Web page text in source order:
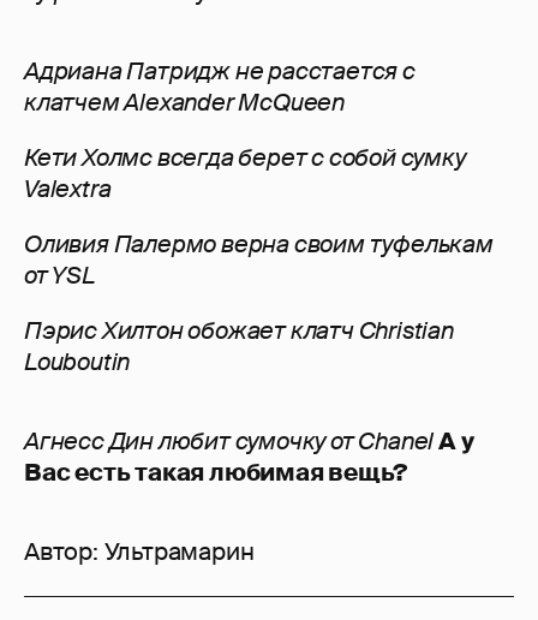
Адриана Патридж не расстается с
клатчем Alexander McQueen
Кети Холмс всегда берет с собой сумку
Valextra
Оливия Палермо верна своим туфелькам
от YSL
Пэрис Хилтон обожает клатч Christian
Louboutin
Агнесс Дин любит сумочку от ChanelА у
Вас есть такая любимая вещь?
Автор: Ультрамарин